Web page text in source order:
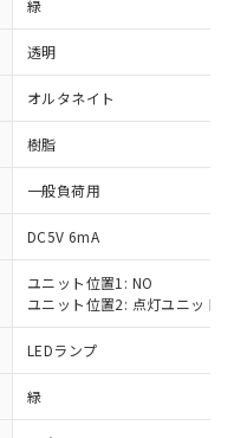
緑
透明
オルタネイト
樹脂
一般負荷用
DC5V 6mA
ユニット位置1: NO
ユニット位置2: 点灯ユニット
LEDランプ
緑
可能な商品で